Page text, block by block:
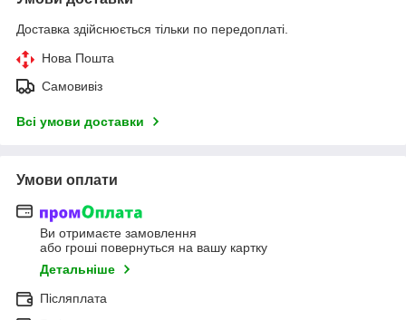
Доставка здійснюється тільки по передоплаті.
Нова Пошта
Самовивіз
Всі умови доставки
Умови оплати
Ви отримаєте замовлення
або гроші повернуться на вашу картку
Детальніше
Післяплата